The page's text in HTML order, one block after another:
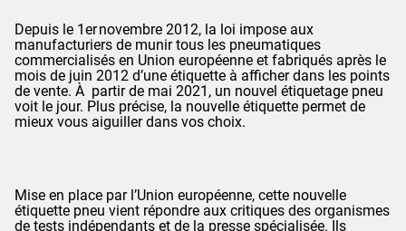
Depuis le 1er novembre 2012, la loi impose aux
manufacturiers de munir tous les pneumatiques
commercialisés en Union européenne et fabriqués après le
mois de juin 2012 d’une étiquette à afficher dans les points
de vente. À partir de mai 2021, un nouvel étiquetage pneu
voit le jour. Plus précise, la nouvelle étiquette permet de
mieux vous aiguiller dans vos choix.
Mise en place par l’Union européenne, cette nouvelle
étiquette pneu vient répondre aux critiques des organismes
de tests indépendants et de la presse spécialisée. Ils